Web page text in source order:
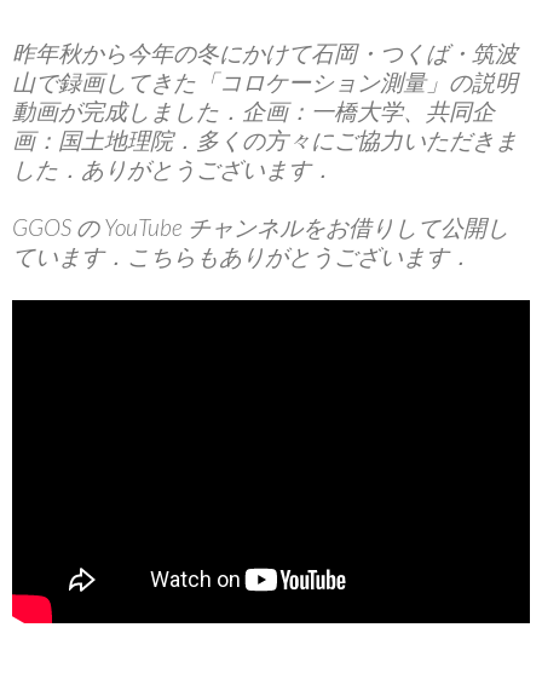
昨年秋から今年の冬にかけて石岡・つくば・筑波
山で録画してきた「コロケーション測量」の説明
動画が完成しました．企画：一橋大学、共同企
画：国土地理院．多くの方々にご協力いただきま
した．ありがとうございます．
GGOS の YouTube チャンネルをお借りして公開し
ています．こちらもありがとうございます．